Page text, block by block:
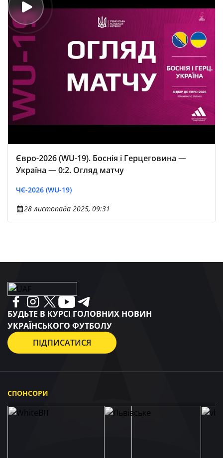
Євро-2026 (WU-19). Боснія і Герцеговина —
Україна — 0:2. Огляд матчу
ЧЄ-2026 (WU-19)
28 листопада 2025, 09:31
БУДЬТЕ В КУРСІ ГОЛОВНИХ НОВИН
УКРАЇНСЬКОГО ФУТБОЛУ
ПІДПИСАТИСЯ
СПОНСОРИ